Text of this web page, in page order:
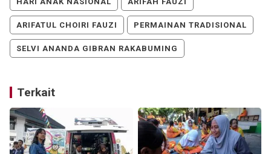
ARIFATUL CHOIRI FAUZI PERMAINAN TRADISIONAL
SELVI ANANDA GIBRAN RAKABUMING
Terkait